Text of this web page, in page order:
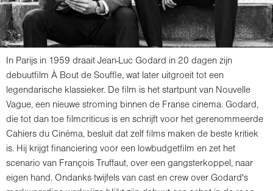
In Parijs in 1959 draait Jean-Luc Godard in 20 dagen zijn
debuutfilm À Bout de Souffle, wat later uitgroeit tot een
legendarische klassieker. De film is het startpunt van Nouvelle
Vague, een nieuwe stroming binnen de Franse cinema. Godard,
die tot dan toe filmcriticus is en schrijft voor het gerenommeerde
Cahiers du Cinéma, besluit dat zelf films maken de beste kritiek
is. Hij krijgt financiering voor een lowbudgetfilm en zet het
scenario van François Truffaut, over een gangsterkoppel, naar
eigen hand. Ondanks twijfels van cast en crew over Godard's